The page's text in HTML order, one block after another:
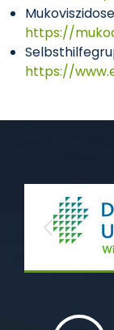
https://
https://
Previous